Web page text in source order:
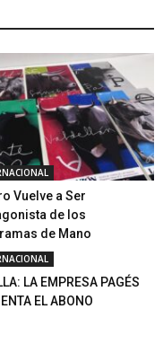
Vuelve a Ser
de los
de Mano
LA EMPRESA PAGÉS
EL ABONO